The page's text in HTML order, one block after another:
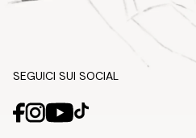
SEGUICI SUI SOCIAL